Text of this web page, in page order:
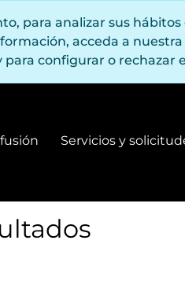
para analizar sus
acceda a nuestra
para configurar o
y difusión
Servicios y